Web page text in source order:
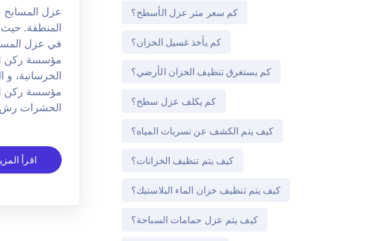
عزل المسابح
المنطقة.
في عزل
مؤسسة ركن
الخرسانية،
مؤسسة ركن
الحشرات رش
اقرأ
كم سعر متر عزل الأسطح؟
كم يأخذ غسيل الخزان؟
كم يستغرق تنظيف الخزان الأرضي؟
كم يكلف عزل سطح؟
كيف يتم الكشف عن تسربات المياه؟
كيف يتم تنظيف الخزانات؟
كيف يتم تنظيف خزان الماء البلاستيك؟
كيف يتم عزل حمامات السباحة؟